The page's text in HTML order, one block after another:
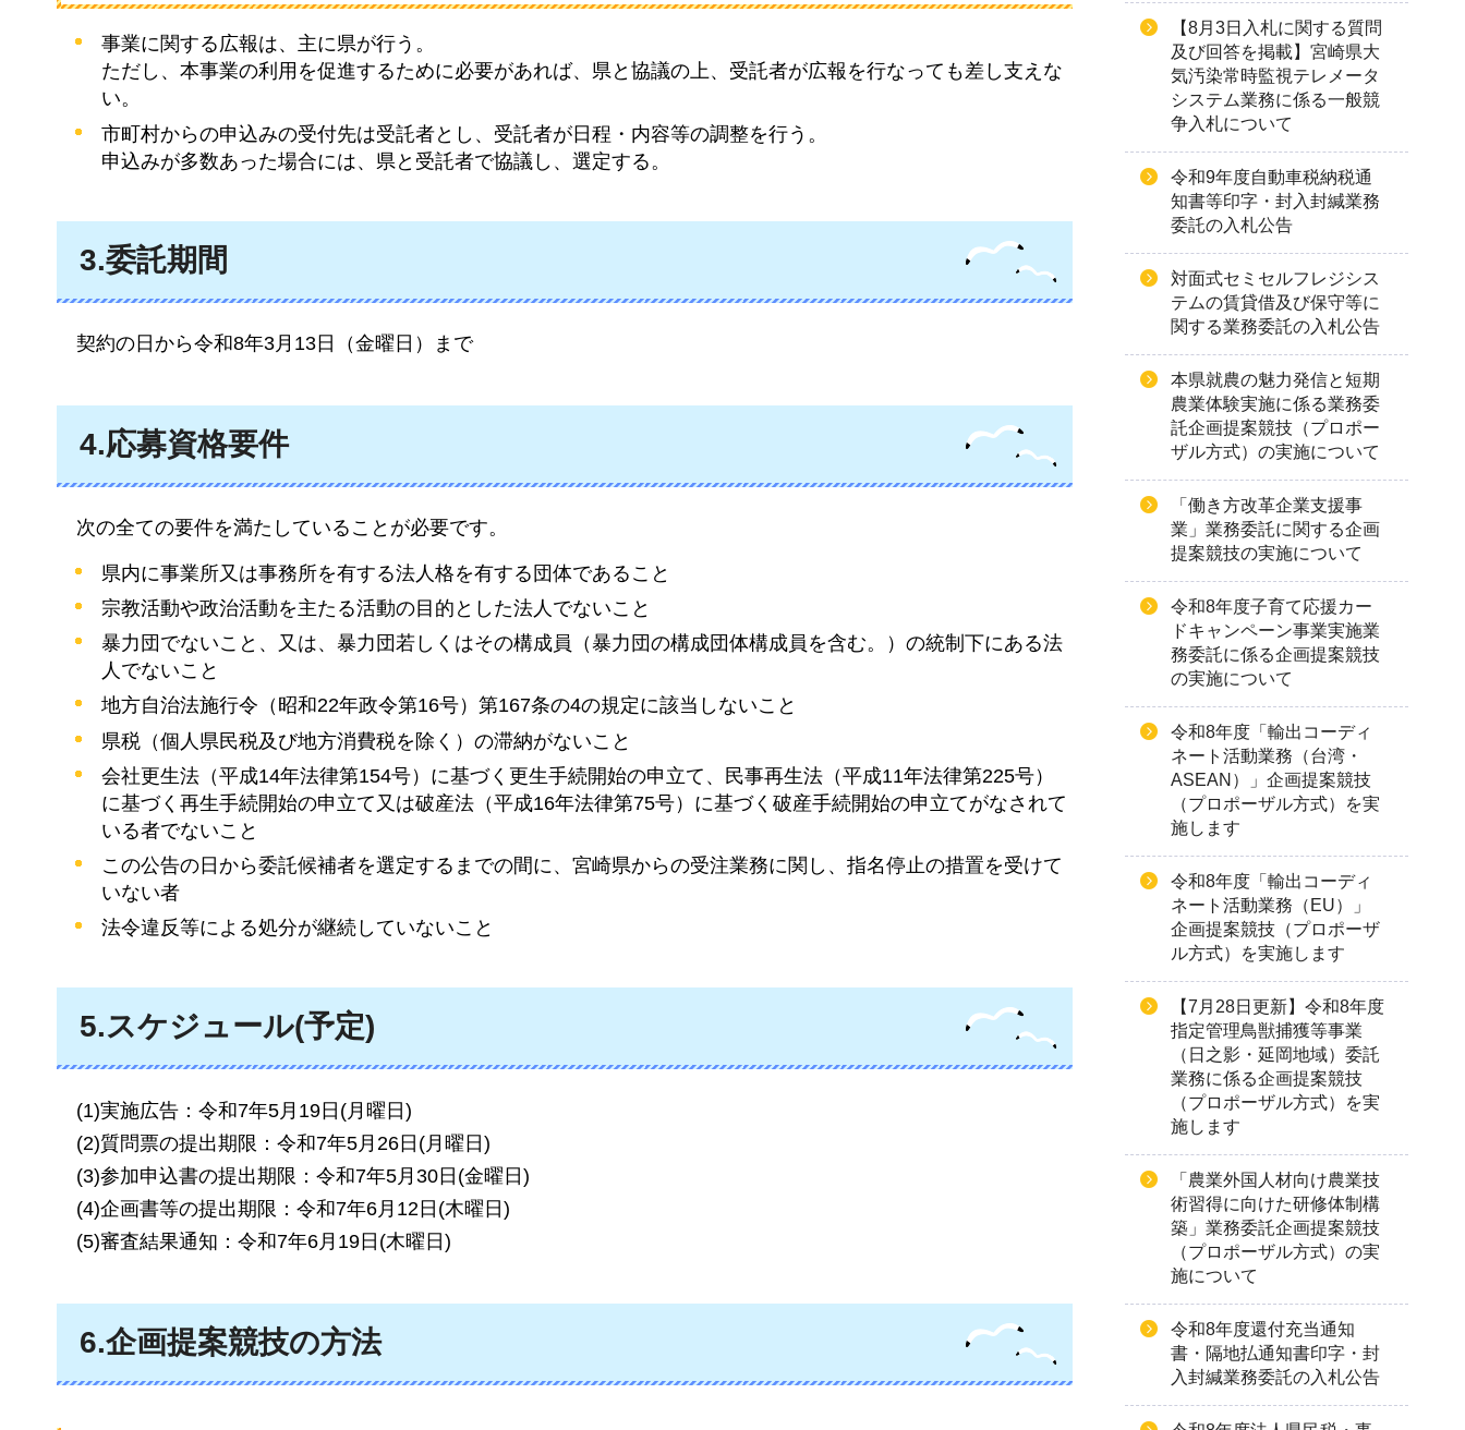
事業に関する広報は、主に県が行う。
ただし、本事業の利用を促進するために必要があれば、県と協議の上、受託者が広報を行なっても差し支えな
い。
市町村からの申込みの受付先は受託者とし、受託者が日程・内容等の調整を行う。
申込みが多数あった場合には、県と受託者で協議し、選定する。
3.委託期間
契約の日から令和8年3月13日（金曜日）まで
4.応募資格要件
次の全ての要件を満たしていることが必要です。
県内に事業所又は事務所を有する法人格を有する団体であること
宗教活動や政治活動を主たる活動の目的とした法人でないこと
暴力団でないこと、又は、暴力団若しくはその構成員（暴力団の構成団体構成員を含む。）の統制下にある法
人でないこと
地方自治法施行令（昭和22年政令第16号）第167条の4の規定に該当しないこと
県税（個人県民税及び地方消費税を除く）の滞納がないこと
会社更生法（平成14年法律第154号）に基づく更生手続開始の申立て、民事再生法（平成11年法律第225号）
に基づく再生手続開始の申立て又は破産法（平成16年法律第75号）に基づく破産手続開始の申立てがなされて
いる者でないこと
この公告の日から委託候補者を選定するまでの間に、宮崎県からの受注業務に関し、指名停止の措置を受けて
いない者
法令違反等による処分が継続していないこと
5.スケジュール(予定)
(1)実施広告：令和7年5月19日(月曜日)
(2)質問票の提出期限：令和7年5月26日(月曜日)
(3)参加申込書の提出期限：令和7年5月30日(金曜日)​​​​​​
(4)企画書等の提出期限：令和7年6月12日(木曜日)
(5)審査結果通知：令和7年6月19日(木曜日)
6.企画提案競技の方法
【8月3日入札に関する質問
及び回答を掲載】宮崎県大
気汚染常時監視テレメータ
システム業務に係る一般競
争入札について
令和9年度自動車税納税通
知書等印字・封入封緘業務
委託の入札公告
対面式セミセルフレジシス
テムの賃貸借及び保守等に
関する業務委託の入札公告
本県就農の魅力発信と短期
農業体験実施に係る業務委
託企画提案競技（プロポー
ザル方式）の実施について
「働き方改革企業支援事
業」業務委託に関する企画
提案競技の実施について
令和8年度子育て応援カー
ドキャンペーン事業実施業
務委託に係る企画提案競技
の実施について
令和8年度「輸出コーディ
ネート活動業務（台湾・
ASEAN）」企画提案競技
（プロポーザル方式）を実
施します
令和8年度「輸出コーディ
ネート活動業務（EU）」
企画提案競技（プロポーザ
ル方式）を実施します
【7月28日更新】令和8年度
指定管理鳥獣捕獲等事業
（日之影・延岡地域）委託
業務に係る企画提案競技
（プロポーザル方式）を実
施します
「農業外国人材向け農業技
術習得に向けた研修体制構
築」業務委託企画提案競技
（プロポーザル方式）の実
施について
令和8年度還付充当通知
書・隔地払通知書印字・封
入封緘業務委託の入札公告